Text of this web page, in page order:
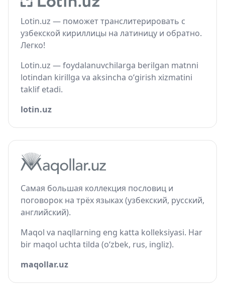
Lotin.uz — поможет транслитерировать с
узбекской кириллицы на латиницу и обратно.
Легко!
Lotin.uz — foydalanuvchilarga berilgan matnni
lotindan kirillga va aksincha o‘girish xizmatini
taklif etadi.
lotin.uz
Самая большая коллекция пословиц и
поговорок на трёх языках (узбекский, русский,
английский).
Maqol va naqllarning eng katta kolleksiyasi. Har
bir maqol uchta tilda (o‘zbek, rus, ingliz).
maqollar.uz